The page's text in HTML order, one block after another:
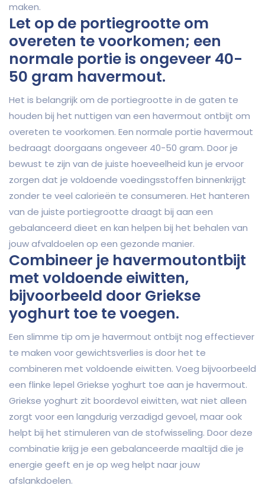
maken.
Let op de portiegrootte om
overeten te voorkomen; een
normale portie is ongeveer 40-
50 gram havermout.
Het is belangrijk om de portiegrootte in de gaten te
houden bij het nuttigen van een havermout ontbijt om
overeten te voorkomen. Een normale portie havermout
bedraagt doorgaans ongeveer 40-50 gram. Door je
bewust te zijn van de juiste hoeveelheid kun je ervoor
zorgen dat je voldoende voedingsstoffen binnenkrijgt
zonder te veel calorieën te consumeren. Het hanteren
van de juiste portiegrootte draagt bij aan een
gebalanceerd dieet en kan helpen bij het behalen van
jouw afvaldoelen op een gezonde manier.
Combineer je havermoutontbijt
met voldoende eiwitten,
bijvoorbeeld door Griekse
yoghurt toe te voegen.
Een slimme tip om je havermout ontbijt nog effectiever
te maken voor gewichtsverlies is door het te
combineren met voldoende eiwitten. Voeg bijvoorbeeld
een flinke lepel Griekse yoghurt toe aan je havermout.
Griekse yoghurt zit boordevol eiwitten, wat niet alleen
zorgt voor een langdurig verzadigd gevoel, maar ook
helpt bij het stimuleren van de stofwisseling. Door deze
combinatie krijg je een gebalanceerde maaltijd die je
energie geeft en je op weg helpt naar jouw
afslankdoelen.